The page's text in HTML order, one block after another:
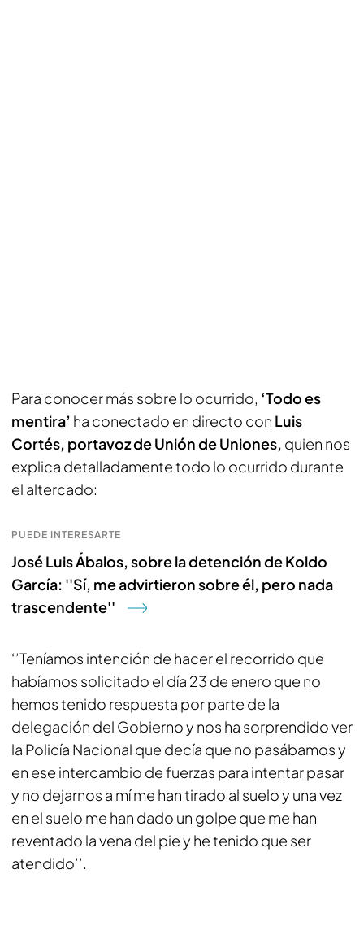
Para conocer más sobre lo ocurrido, ‘Todo es
mentira’ ha conectado en directo con Luis
Cortés, portavoz de Unión de Uniones, quien nos
explica detalladamente todo lo ocurrido durante
el altercado:
PUEDE INTERESARTE
José Luis Ábalos, sobre la detención de Koldo
García: ''Sí, me advirtieron sobre él, pero nada
trascendente''
‘’Teníamos intención de hacer el recorrido que
habíamos solicitado el día 23 de enero que no
hemos tenido respuesta por parte de la
delegación del Gobierno y nos ha sorprendido ver
la Policía Nacional que decía que no pasábamos y
en ese intercambio de fuerzas para intentar pasar
y no dejarnos a mí me han tirado al suelo y una vez
en el suelo me han dado un golpe que me han
reventado la vena del pie y he tenido que ser
atendido’’.